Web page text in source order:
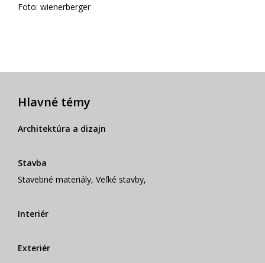
Foto: wienerberger
Hlavné témy
Architektúra a dizajn
Stavba
Stavebné materiály, Veľké stavby,
Interiér
Exteriér